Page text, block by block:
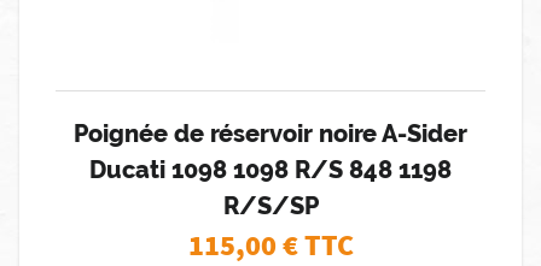
Poignée de réservoir noire A-Sider
Ducati 1098 1098 R/S 848 1198
R/S/SP
115,00€ TTC